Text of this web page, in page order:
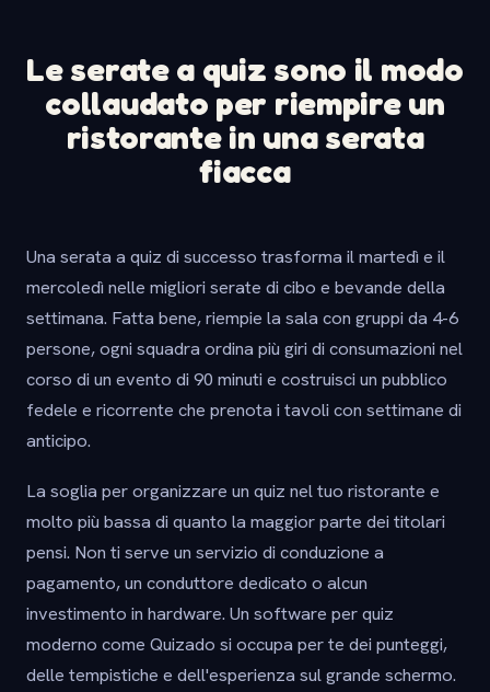
Le serate a quiz sono il modo
collaudato per riempire un
ristorante in una serata
fiacca
Una serata a quiz di successo trasforma il martedì e il
mercoledì nelle migliori serate di cibo e bevande della
settimana. Fatta bene, riempie la sala con gruppi da 4-6
persone, ogni squadra ordina più giri di consumazioni nel
corso di un evento di 90 minuti e costruisci un pubblico
fedele e ricorrente che prenota i tavoli con settimane di
anticipo.
La soglia per organizzare un quiz nel tuo ristorante e
molto più bassa di quanto la maggior parte dei titolari
pensi. Non ti serve un servizio di conduzione a
pagamento, un conduttore dedicato o alcun
investimento in hardware. Un software per quiz
moderno come Quizado si occupa per te dei punteggi,
delle tempistiche e dell'esperienza sul grande schermo.